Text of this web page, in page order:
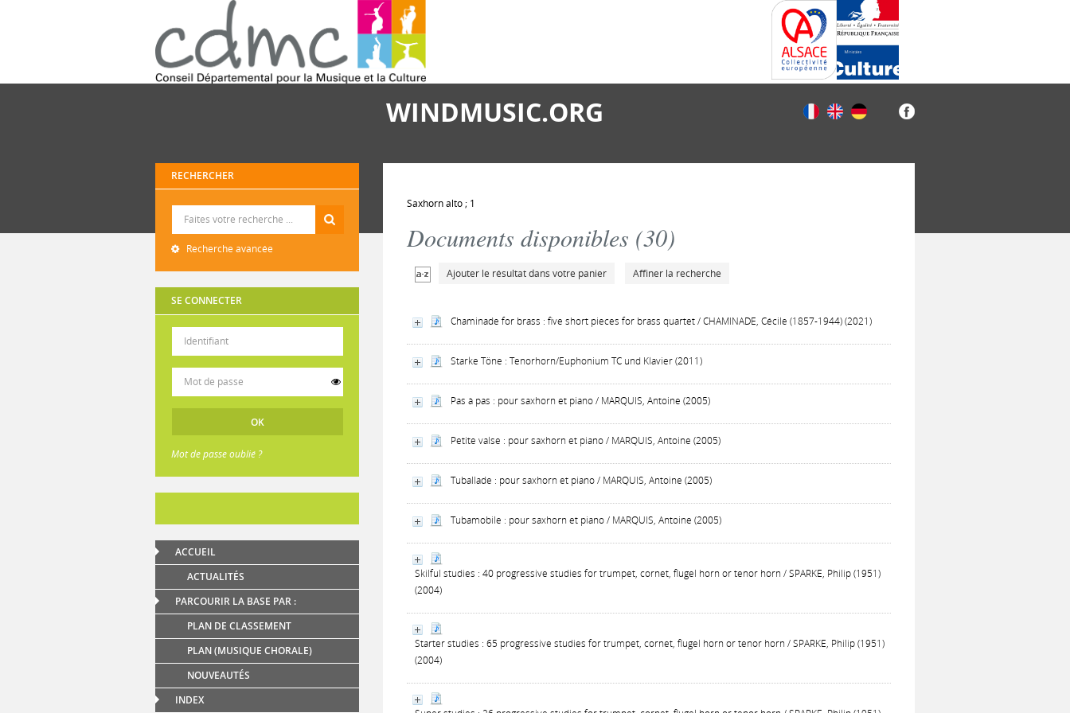
WINDMUSIC.ORG
RECHERCHER
Recherche avancée
SE CONNECTER
Mot de passe oublié ?
ACCUEIL
ACTUALITÉS
PARCOURIR LA BASE PAR :
PLAN DE CLASSEMENT
PLAN (MUSIQUE CHORALE)
NOUVEAUTÉS
INDEX
Saxhorn alto ; 1
Documents disponibles (30)
Ajouter le résultat dans votre panier Affiner la recherche
Chaminade for brass : five short pieces for brass quartet / CHAMINADE, Cécile (1857-1944) (2021)
Starke Töne : Tenorhorn/Euphonium TC und Klavier (2011)
Pas à pas : pour saxhorn et piano / MARQUIS, Antoine (2005)
Petite valse : pour saxhorn et piano / MARQUIS, Antoine (2005)
Tuballade : pour saxhorn et piano / MARQUIS, Antoine (2005)
Tubamobile : pour saxhorn et piano / MARQUIS, Antoine (2005)
Skilful studies : 40 progressive studies for trumpet, cornet, flugel horn or tenor horn / SPARKE, Philip (1951)
(2004)
Starter studies : 65 progressive studies for trumpet, cornet, flugel horn or tenor horn / SPARKE, Philip (1951)
(2004)